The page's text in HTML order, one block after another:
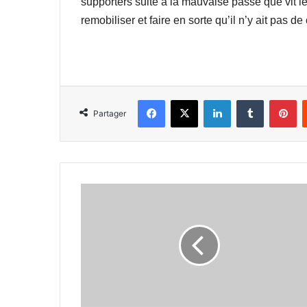
remobiliser et faire en sorte qu’il n’y ait pas
Partager
Facebook
X LinkedinTumblr